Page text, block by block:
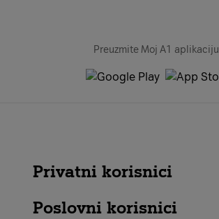
Preuzmite Moj A1 aplikaciju
Privatni korisnici
Poslovni korisnici